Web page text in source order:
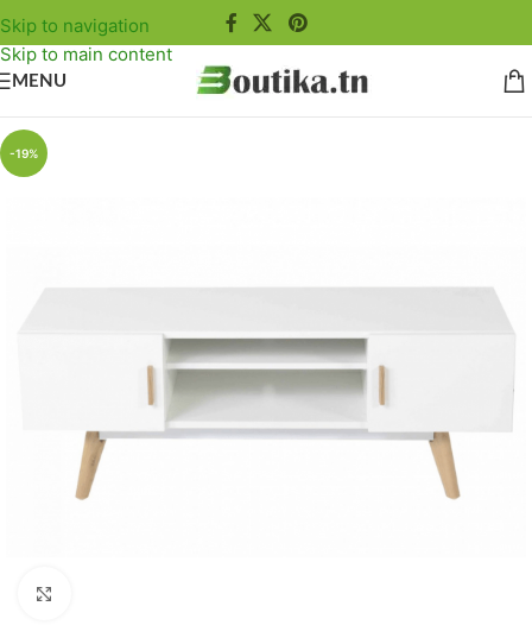
Skip to navigation
Skip to main content
MENU
-19%